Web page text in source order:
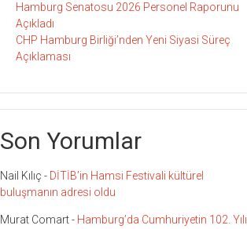
Hamburg Senatosu 2026 Personel Raporunu
Açıkladı
CHP Hamburg Birliği’nden Yeni Siyasi Süreç
Açıklaması
Son Yorumlar
Nail Kılıç - DİTİB’in Hamsi Festivali kültürel
buluşmanın adresi oldu
Murat Comart- Hamburg’da Cumhuriyetin 102. Yılı